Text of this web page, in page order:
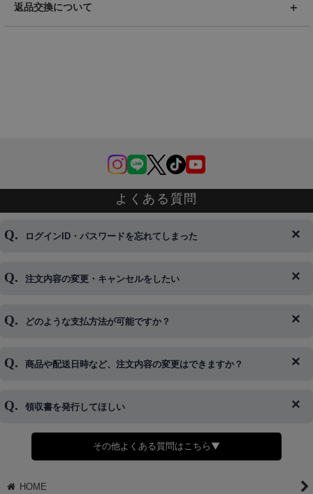
返品交換について
よくある質問
ログインID・パスワードを忘れてしまった
◆下記ページより、ログインIDの変更が可能です。
注文内容の変更・キャンセルをしたい
◆即日発送を行なっている関係上、午後以降のご連絡やキャンセル
※発送後、発送準備が完了しお手続きが間に合わない場合は変更、
どのような支払方法が可能ですか？
◆代金引換・クレジットカード・携帯キャリア決済・おねだり決
商品や配送日時など、注文内容の変更はできますか？
◆商品発送前の変更は承っております。
さい。
領収書を発行してほしい
◆領収書はご希望頂いた場合のみ発行しております。
【これからご注文する場合】
その他よくある質問はこちら▼
HOME